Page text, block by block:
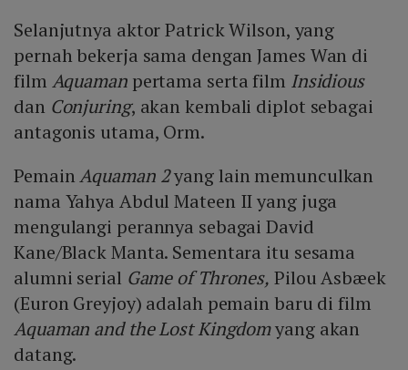
Selanjutnya aktor Patrick Wilson, yang
pernah bekerja sama dengan James Wan di
film Aquamanpertama serta film Insidious
dan Conjuring, akan kembali diplot sebagai
antagonis utama, Orm.
PemainAquaman 2yang lain memunculkan
nama Yahya Abdul Mateen II yang juga
mengulangi perannya sebagai David
Kane/Black Manta. Sementara itu sesama
alumni serial Game of Thrones, Pilou Asbæek
(Euron Greyjoy) adalah pemain baru di film
Aquaman and the Lost Kingdomyang akan
datang.